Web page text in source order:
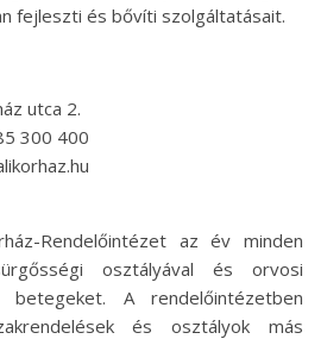
fejleszti és bővíti szolgáltatásait.
utca 2.
300 400
Rendelőintézet az év minden
osztályával és orvosi
A rendelőintézetben
és osztályok más